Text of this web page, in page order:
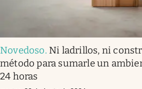
Novedoso. Ni ladrillos, ni
método para sumarle un
24 horas